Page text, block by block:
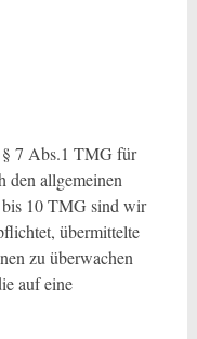
§ 7 Abs.1 TMG für
den allgemeinen
bis 10 TMG sind wir
übermittelte
zu überwachen
auf eine